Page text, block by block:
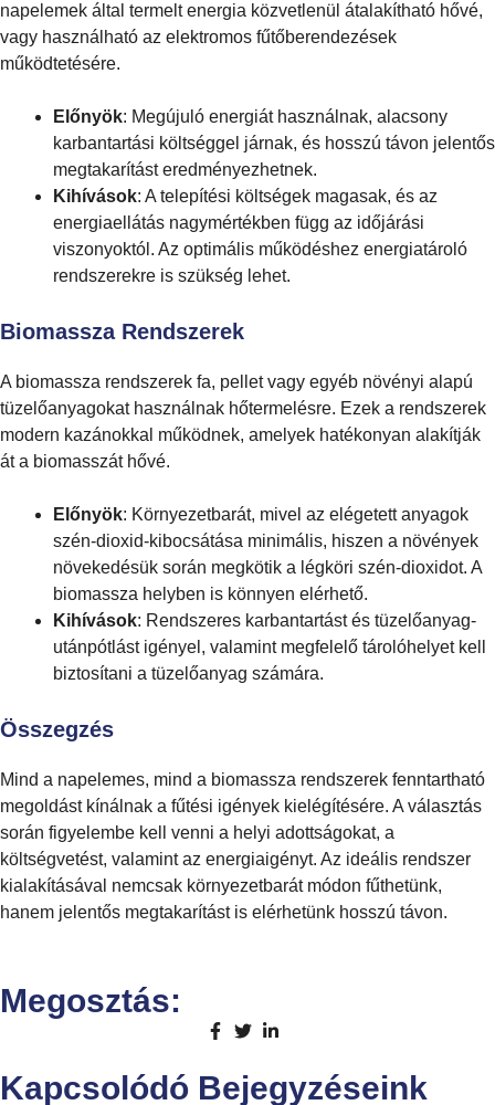
napelemek által termelt energia közvetlenül átalakítható hővé,
vagy használható az elektromos fűtőberendezések
működtetésére.
Előnyök: Megújuló energiát használnak, alacsony
karbantartási költséggel járnak, és hosszú távon jelentős
megtakarítást eredményezhetnek.
Kihívások: A telepítési költségek magasak, és az
energiaellátás nagymértékben függ az időjárási
viszonyoktól. Az optimális működéshez energiatároló
rendszerekre is szükség lehet.
Biomassza Rendszerek
A biomassza rendszerek fa, pellet vagy egyéb növényi alapú
tüzelőanyagokat használnak hőtermelésre. Ezek a rendszerek
modern kazánokkal működnek, amelyek hatékonyan alakítják
át a biomasszát hővé.
Előnyök: Környezetbarát, mivel az elégetett anyagok
szén-dioxid-kibocsátása minimális, hiszen a növények
növekedésük során megkötik a légköri szén-dioxidot. A
biomassza helyben is könnyen elérhető.
Kihívások: Rendszeres karbantartást és tüzelőanyag-
utánpótlást igényel, valamint megfelelő tárolóhelyet kell
biztosítani a tüzelőanyag számára.
Összegzés
Mind a napelemes, mind a biomassza rendszerek fenntartható
megoldást kínálnak a fűtési igények kielégítésére. A választás
során figyelembe kell venni a helyi adottságokat, a
költségvetést, valamint az energiaigényt. Az ideális rendszer
kialakításával nemcsak környezetbarát módon fűthetünk,
hanem jelentős megtakarítást is elérhetünk hosszú távon.
Megosztás:
Kapcsolódó Bejegyzéseink